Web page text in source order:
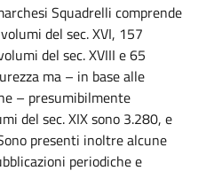
Squadrelli comprende
del sec. XVI, 157
del sec. XVIII e 65
ma – in base alle
– presumibilmente
del sec. XIX sono 3.280, e
presenti inoltre alcune
periodiche e